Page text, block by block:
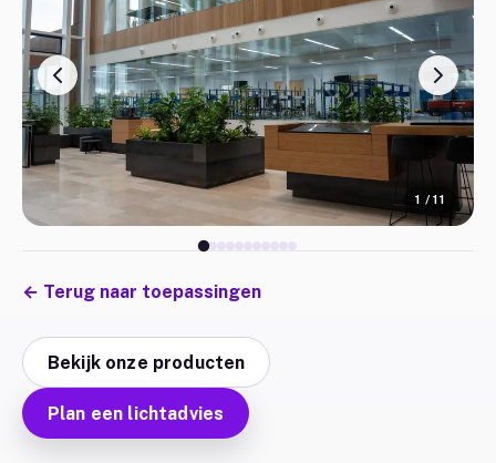
1 /11
← Terug naar toepassingen
Bekijk onze producten
Plan een lichtadvies